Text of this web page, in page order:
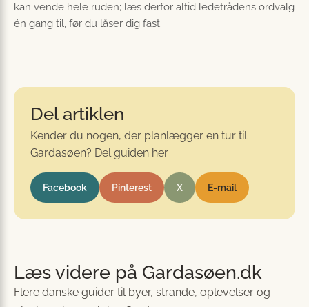
kan vende hele ruden; læs derfor altid ledetrådens ordvalg
én gang til, før du låser dig fast.
Del artiklen
Kender du nogen, der planlægger en tur til
Gardasøen? Del guiden her.
Facebook Pinterest X E-mail
Læs videre på Gardasøen.dk
Flere danske guider til byer, strande, oplevelser og